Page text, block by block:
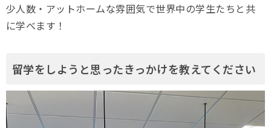
少人数・アットホームな雰囲気で世界中の学生たちと共
に学べます！
留学をしようと思ったきっかけを教えてください